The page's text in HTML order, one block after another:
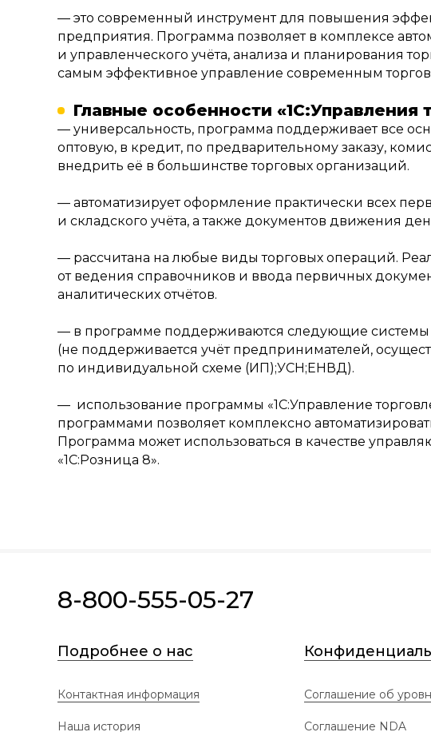
— это современный инструмент для повышения
предприятия. Программа позволяет в комплексе
и управленческого учёта, анализа и планирования
самым эффективное управление современным
Главные особенности «1С:Управления
— универсальность, программа поддерживает все
оптовую, в кредит, по предварительному заказу,
внедрить её в большинстве торговых организаций.
— автоматизирует оформление практически всех
и складского учёта, а также документов движения
— рассчитана на любые виды торговых операций.
от ведения справочников и ввода первичных
аналитических отчётов.
— в программе поддерживаются следующие
(не поддерживается учёт предпринимателей,
по индивидуальной схеме (ИП);УСН;ЕНВД).
— использование программы «1С:Управление
программами позволяет комплексно
Программа может использоваться в качестве
«1С:Розница 8».
8-800-555-05-27
Подробнее о нас
Контактная информация
Наша история
Соглашение об
Соглашение NDA